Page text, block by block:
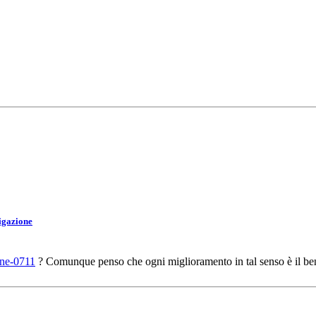
0711 ? Comunque penso che ogni miglioramento in tal senso è il